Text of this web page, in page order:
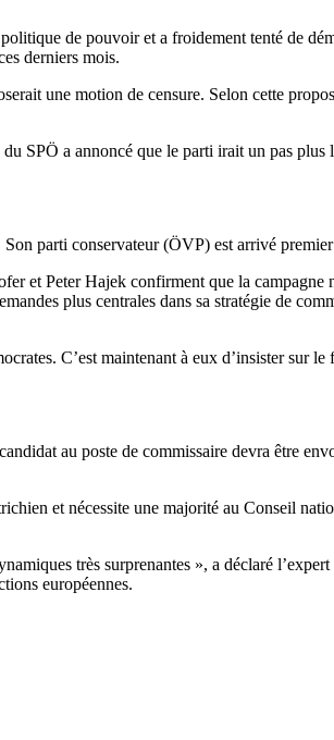
de pouvoir et a froidement tenté de
derniers mois.
une motion de censure. Selon cette
SPÖ a annoncé que le parti irait un pas
parti conservateur (ÖVP) est arrivé
et Peter Hajek confirment que la campagne
plus centrales dans sa stratégie de
C’est maintenant à eux d’insister sur
au poste de commissaire devra être
et nécessite une majorité au Conseil
très surprenantes », a déclaré
européennes.